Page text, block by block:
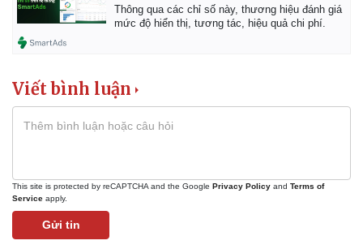
Bất động sản
Khởi nghiệp
Thông qua các chỉ số này, thương hiệu đánh giá
mức độ hiển thị, tương tác, hiệu quả chi phí.
Viết bình luận
This site is protected by reCAPTCHA and the Google Privacy Policy and Terms of
Service apply.
Gửi tin